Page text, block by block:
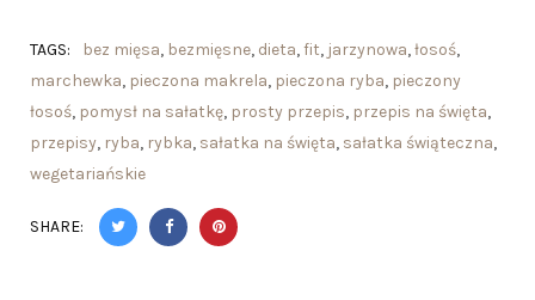
TAGS: bez mięsa, bezmięsne, dieta,fit, jarzynowa,łosoś,
marchewka, pieczona makrela, pieczona ryba, pieczony
łosoś, pomysł na sałatkę, prosty przepis, przepis na święta,
przepisy, ryba, rybka, sałatka na święta, sałatka świąteczna,
wegetariańskie
SHARE: